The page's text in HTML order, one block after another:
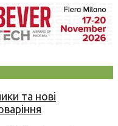
та нові